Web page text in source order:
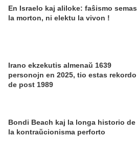
En Israelo kaj aliloke: faŝismo semas
la morton, ni elektu la vivon !
Irano ekzekutis almenaŭ 1639
personojn en 2025, tio estas rekordo
de post 1989
Bondi Beach kaj la longa historio de
la kontraŭcionisma perforto